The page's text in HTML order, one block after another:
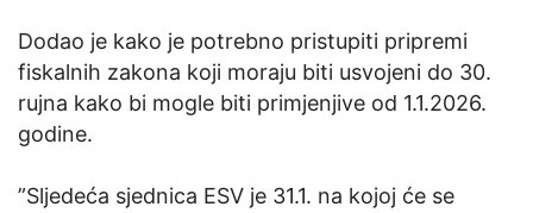
Dodao je kako je potrebno pristupiti pripremi
fiskalnih zakona koji moraju biti usvojeni do 30.
rujna kako bi mogle biti primjenjive od 1.1.2026.
godine.
”Sljedeća sjednica ESV je 31.1. na kojoj će se